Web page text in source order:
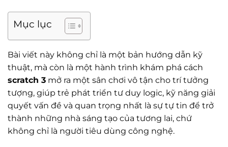
Mục lục
Bài viết này không chỉ là một bản hướng dẫn kỹ
thuật, mà còn là một hành trình khám phá cách
scratch 3 mở ra một sân chơi vô tận cho trí tưởng
tượng, giúp trẻ phát triển tư duy logic, kỹ năng giải
quyết vấn đề và quan trọng nhất là sự tự tin để trở
thành những nhà sáng tạo của tương lai, chứ
không chỉ là người tiêu dùng công nghệ.